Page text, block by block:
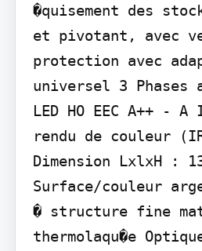
�quisement des
et pivotant, avec
protection avec
universel 3 Phases
LED HO EEC A++ -
rendu de couleur
Dimension LxlxH :
Surface/couleur
� structure fine
thermolaqu�e